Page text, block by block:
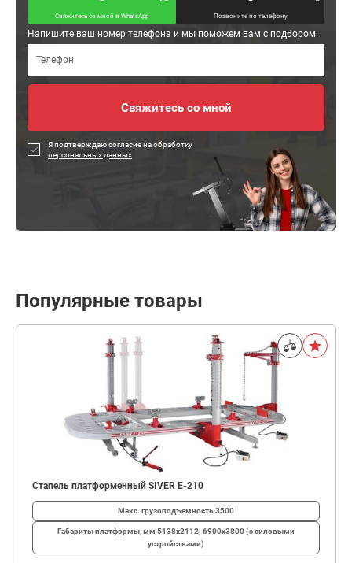
Свяжитесь со мной в WhatsApp Позвоните по телефону
Напишите ваш номер телефона и мы поможем вам с подбором:
Я подтверждаю согласие на обработку
персональных данных
Популярные товары
Стапель платформенный SIVER E-210
Макс. грузоподъемность3500
Габариты платформы, мм 5138х2112; 6900х3800 (с силовыми
устройствами)